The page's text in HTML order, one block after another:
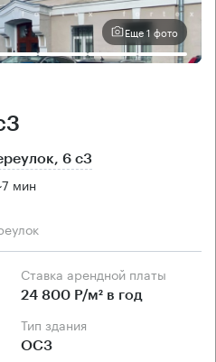
Еще 1 фото
6 с3
7 мин
Ставка арендной платы
24 800 Р/м² в год
Тип здания
ОСЗ